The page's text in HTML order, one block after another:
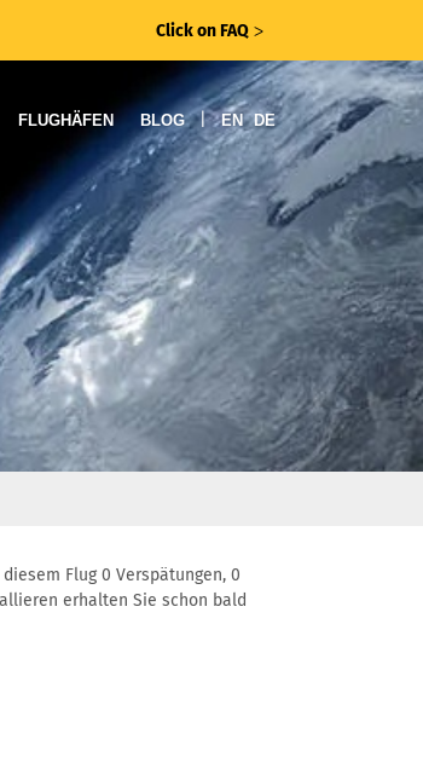
Click on FAQ ᐳ
FLUGHÄFEN BLOG | EN DE
Flug 0 Verspätungen, 0
erhalten Sie schon bald